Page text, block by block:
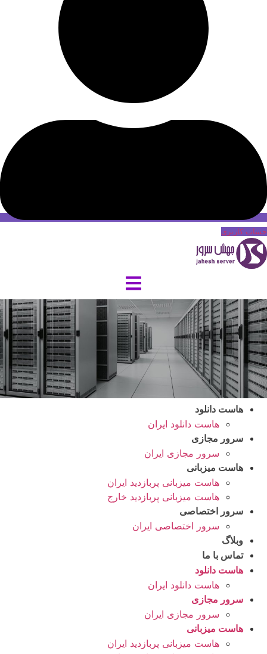
حساب کاربری
هاست دانلود
هاست دانلود ایران
سرور مجازی
سرور مجازی ایران
هاست میزبانی
هاست میزبانی پربازدید ایران
هاست میزبانی پربازدید خارج
سرور اختصاصی
سرور اختصاصی ایران
وبلاگ
تماس با ما
هاست دانلود
هاست دانلود ایران
سرور مجازی
سرور مجازی ایران
هاست میزبانی
هاست میزبانی پربازدید ایران